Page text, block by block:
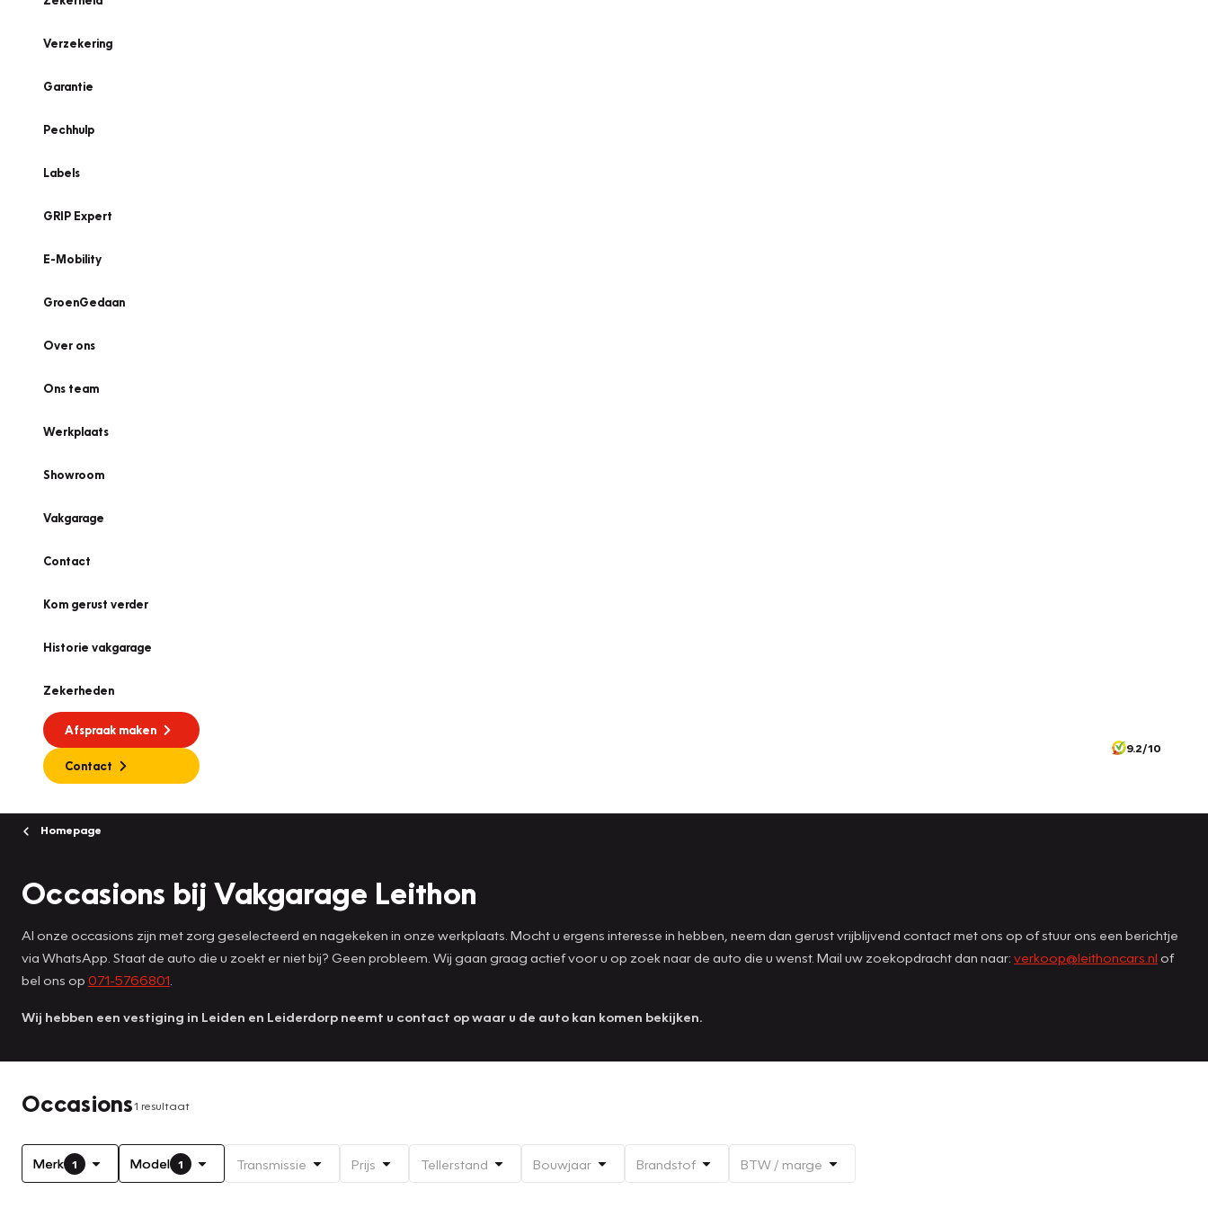
Verzekering
Garantie
Pechhulp
Labels
GRIP Expert
E-Mobility
GroenGedaan
Over ons
Ons team
Werkplaats
Showroom
Vakgarage
Contact
Kom gerust verder
Historie vakgarage
Zekerheden
Afspraak maken
Contact
9.2/10
Homepage
Occasions bij Vakgarage Leithon
Al onze occasions zijn met zorg geselecteerd en nagekeken in onze werkplaats. Mocht u ergens interesse in hebben, neem dan gerust vrijblijvend contact met ons op of stuur ons een berichtje
via WhatsApp. Staat de auto die u zoekt er niet bij? Geen probleem. Wij gaan graag actief voor u op zoek naar de auto die u wenst. Mail uw zoekopdracht dan naar: verkoop@leithoncars.nl of
bel ons op 071-5766801
Wij hebben een vestiging in Leiden en Leiderdorp neemt u contact op waar u de auto kan komen bekijken.
Occasions1 resultaat
Merk 1 Model 1 Transmissie Prijs Tellerstand Bouwjaar Brandstof BTW / marge